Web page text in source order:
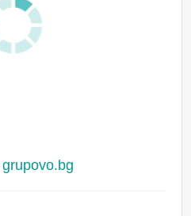
grupovo.bg